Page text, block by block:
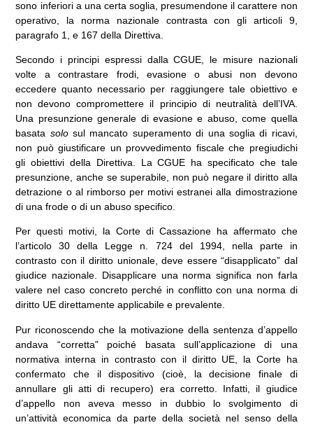
sono inferiori a una certa soglia, presumendone il carattere non
operativo, la norma nazionale contrasta con gli articoli 9,
paragrafo 1, e 167 della Direttiva.
Secondo i principi espressi dalla CGUE, le misure nazionali
volte a contrastare frodi, evasione o abusi non devono
eccedere quanto necessario per raggiungere tale obiettivo e
non devono compromettere il principio di neutralità dell’IVA.
Una presunzione generale di evasione e abuso, come quella
basata solosul mancato superamento di una soglia di ricavi,
non può giustificare un provvedimento fiscale che pregiudichi
gli obiettivi della Direttiva. La CGUE ha specificato che tale
presunzione, anche se superabile, non può negare il diritto alla
detrazione o al rimborso per motivi estranei alla dimostrazione
di una frode o di un abuso specifico.
Per questi motivi, la Corte di Cassazione ha affermato che
l’articolo 30 della Legge n. 724 del 1994, nella parte in
contrasto con il diritto unionale, deve essere “disapplicato” dal
giudice nazionale. Disapplicare una norma significa non farla
valere nel caso concreto perché in conflitto con una norma di
diritto UE direttamente applicabile e prevalente.
Pur riconoscendo che la motivazione della sentenza d’appello
andava “corretta” poiché basata sull’applicazione di una
normativa interna in contrasto con il diritto UE, la Corte ha
confermato che il dispositivo (cioè, la decisione finale di
annullare gli atti di recupero) era corretto. Infatti, il giudice
d’appello non aveva messo in dubbio lo svolgimento di
un’attività economica da parte della società nel senso della